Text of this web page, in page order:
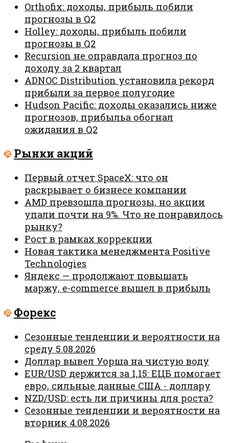
Orthofix: доходы, прибыль побили
прогнозы в Q2
Holley: доходы, прибыль побили
прогнозы в Q2
Recursion не оправдала прогноз по
доходу за 2 квартал
ADNOC Distribution установила рекорд
прибыли за первое полугодие
Hudson Pacific: доходы оказались ниже
прогнозов, прибыльa обогнал
ожидания в Q2
Рынки акций
Первый отчет SpaceX: что он
раскрывает о бизнесе компании
AMD превзошла прогнозы, но акции
упали почти на 9%. Что не понравилось
рынку?
Рост в рамках коррекции
Новая тактика менеджмента Positive
Technologies
Яндекс — продолжают повышать
маржу, e-commerce вышел в прибыль
Форекс
Сезонные тенденции и вероятности на
среду 5.08.2026
Доллар вывел Уорша на чистую воду
EUR/USD держится за 1,15: ЕЦБ помогает
евро, сильные данные США - доллару
NZD/USD: есть ли причины для роста?
Сезонные тенденции и вероятности на
вторник 4.08.2026